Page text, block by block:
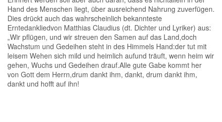
Hand des Menschen liegt, über ausreichend Nahrung zuverfügen.
Dies drückt auch das wahrscheinlich bekannteste
Erntedankliedvon Matthias Claudius (dt. Dichter und Lyriker) aus:
„Wir pflügen, und wir streuen den Samen auf das Land,doch
Wachstum und Gedeihen steht in des Himmels Hand:der tut mit
leisem Wehen sich mild und heimlich aufund träuft, wenn heim wir
gehen, Wuchs und Gedeihen drauf.Alle gute Gabe kommt her
von Gott dem Herrn,drum dankt ihm, dankt, drum dankt ihm,
dankt und hofft auf ihn!